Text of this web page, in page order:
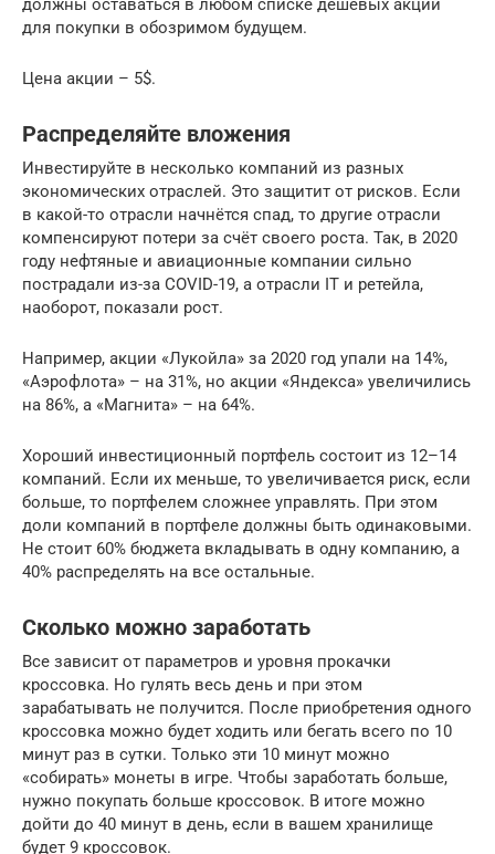
должны оставаться в любом списке дешевых акций
для покупки в обозримом будущем.
Цена акции – 5$.
Распределяйте вложения
Инвестируйте в несколько компаний из разных
экономических отраслей. Это защитит от рисков. Если
в какой-то отрасли начнётся спад, то другие отрасли
компенсируют потери за счёт своего роста. Так, в 2020
году нефтяные и авиационные компании сильно
пострадали из-за COVID-19, а отрасли IT и ретейла,
наоборот, показали рост.
Например, акции «Лукойла» за 2020 год упали на 14%,
«Аэрофлота» – на 31%, но акции «Яндекса» увеличились
на 86%, а «Магнита» – на 64%.
Хороший инвестиционный портфель состоит из 12–14
компаний. Если их меньше, то увеличивается риск, если
больше, то портфелем сложнее управлять. При этом
доли компаний в портфеле должны быть одинаковыми.
Не стоит 60% бюджета вкладывать в одну компанию, а
40% распределять на все остальные.
Сколько можно заработать
Все зависит от параметров и уровня прокачки
кроссовка. Но гулять весь день и при этом
зарабатывать не получится. После приобретения одного
кроссовка можно будет ходить или бегать всего по 10
минут раз в сутки. Только эти 10 минут можно
«собирать» монеты в игре. Чтобы заработать больше,
нужно покупать больше кроссовок. В итоге можно
дойти до 40 минут в день, если в вашем хранилище
будет 9 кроссовок.